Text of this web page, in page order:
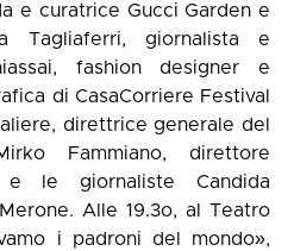
e curatrice Gucci Garden e
Tagliaferri, giornalista e
fashion designer e
di CasaCorriere Festival
direttrice generale del
Fammiano, direttore
e le giornaliste Candida
Alle 19.3o, al Teatro
i padroni del mondo»,